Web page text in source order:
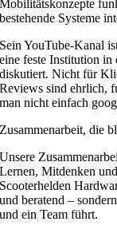
Mobilitätskonzepte
bestehende Systeme
Sein YouTube-Kanal
eine feste Institution in
diskutiert. Nicht für
Reviews sind ehrlich,
man nicht einfach
Zusammenarbeit, die
Unsere
Lernen, Mitdenken
Scooterhelden
und beratend –
und ein Team führt.